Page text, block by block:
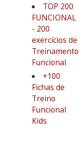
TOP 200
FUNCIONAL
- 200
exercícios de
Treinamento
Funcional
+100
Fichas de
Treino
Funcional
Kids